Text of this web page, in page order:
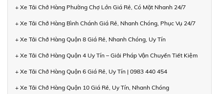
+ Xe Tải Chở Hàng Phường Chợ Lớn Giá Rẻ, Có Mặt Nhanh 24/7
+ Xe Tải Chở Hàng Bình Chánh Giá Rẻ, Nhanh Chóng, Phục Vụ 24/7
+ Xe Tải Chở Hàng Quận 8 Giá Rẻ, Nhanh Chóng, Uy Tín
+ Xe Tải Chở Hàng Quận 4 Uy Tín – Giải Pháp Vận Chuyển Tiết Kiệm
+ Xe Tải Chở Hàng Quận 6 Giá Rẻ, Uy Tín | 0983 440 454
+ Xe Tải Chở Hàng Quận 10 Giá Rẻ, Uy Tín, Nhanh Chóng